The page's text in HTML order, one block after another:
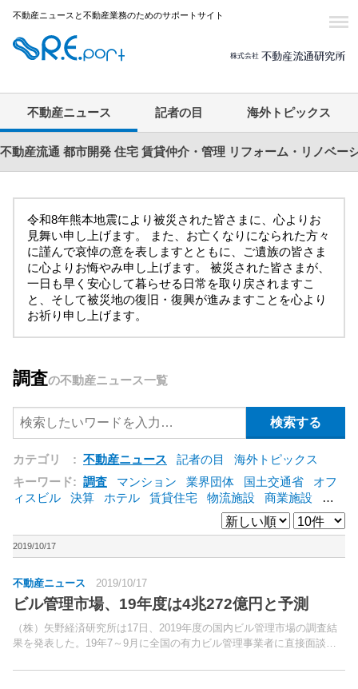
不動産ニュースと不動産業務のためのサポートサイト
不動産ニュース 記者の目 海外トピックス
不動産流通 都市開発 住宅 賃貸仲介・管理 リフォーム・リノベー
令和8年熊本地震により被災された皆さまに、心よりお
見舞い申し上げます。 また、お亡くなりになられた方々
に謹んで哀悼の意を表しますとともに、ご遺族の皆さま
に心よりお悔やみ申し上げます。 被災された皆さまが、
一日も早く安心して暮らせる日常を取り戻されますこ
と、そして被災地の復旧・復興が進みますことを心より
お祈り申し上げます。
調査の不動産ニュース一覧
カテゴリ : 不動産ニュース 記者の目
海外トピックス
キーワード: 調査 マンション 業界団体 国土交通省
オフ
ィスビル
決算 ホテル 賃貸住宅 物流施設 商業施設
海
東急不動産 賃料
ア
野村不動産 ZEH [+]
2019/10/17
不動産ニュース 2019/10/17
ビル管理市場、19年度は4兆272億円と予測
（株）矢野経済研究所は17日、2019年度の国内ビル管理市場の調査結
果を発表した。19年7～9月に全国の有力ビル管理事業者に直接面談、